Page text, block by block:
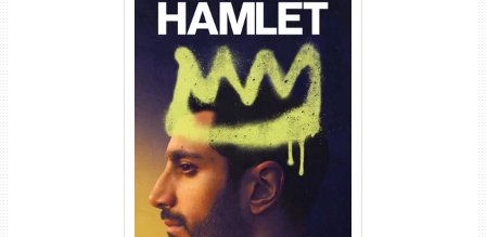
Hamlet Torrent (2026) WEB-
DL 1080p Dual Áudio